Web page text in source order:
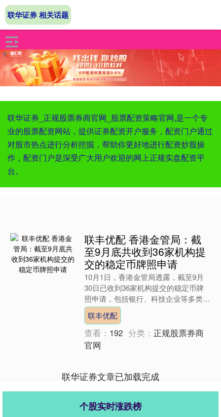
联华证券_正规股票券商官网_股票配资策略官网,是一个专
业的股票配资网站，提供证券配资开户服务，配资门户通过
对股市热点进行分析挖掘，帮助你更好地进行配资炒股操
作，配资门户是深受广大用户欢迎的网上正规实盘配资平
台。
联华证券 相关话题
联丰优配 香港金管局：截
至9月底共收到36家机构提
交的稳定币牌照申请
10月1日，香港金管局透露，截至9月
30日已收到36家机构提交的稳定币牌
照申请，包括银行、科技企业等多类机
构。金管局将按《稳定币条例》审批，
争取明年初公布首批牌....
联丰优配
查看： 192 分类： 正规股票券商
官网
联华证券文章已加载完成
个股实时涨跌榜